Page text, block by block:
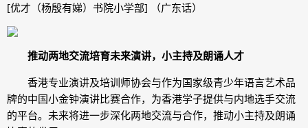
[优才（杨殷有娣）书院小学部] （广东话）
推动两地交流培育未来演讲， 小主持及朗诵人才
香港专业演讲及培训师协会与作为国家级青少年语言艺术品
牌的中国小金钟演讲比赛合作，为香港学子提供与内地选手交流
的平台。未来将进一步深化两地交流与合作，推动小主持及朗诵